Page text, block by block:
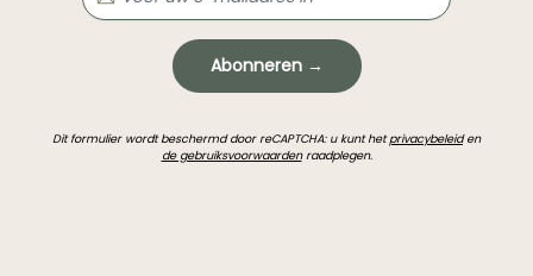
Abonneren →
Dit formulier wordt beschermd door reCAPTCHA: u kunt hetprivacybeleiden
de gebruiksvoorwaardenraadplegen.